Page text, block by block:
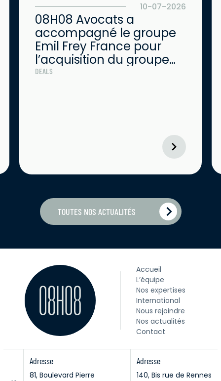
10-07-2026
08H08 Avocats a
accompagné le groupe
Emil Frey France pour
l’acquisition du groupe
Kertrucks
DEALS
TOUTES NOS ACTUALITÉS
Accueil
L’équipe
Nos expertises
International
Nous rejoindre
Nos actualités
Contact
Adresse
81, Boulevard Pierre
Adresse
140, Bis rue de Rennes